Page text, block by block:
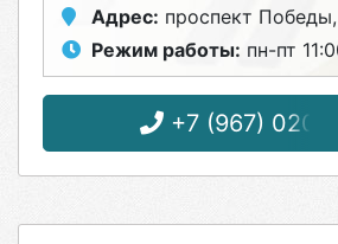
Адрес: проспект
Режим работы: пн-пт
+7 (967) 020-